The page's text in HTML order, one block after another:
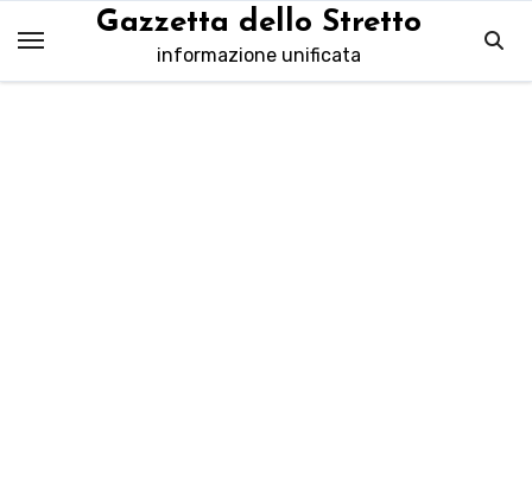
contenuto
Gazzetta dello Stretto
informazione unificata